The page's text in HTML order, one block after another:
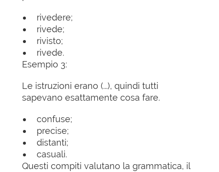
rivedere;
rivede;
rivisto;
rivede.
Esempio 3:
Le istruzioni erano (...), quindi tutti
sapevano esattamente cosa fare.
confuse;
precise;
distanti;
casuali.
Questi compiti valutano la grammatica, il